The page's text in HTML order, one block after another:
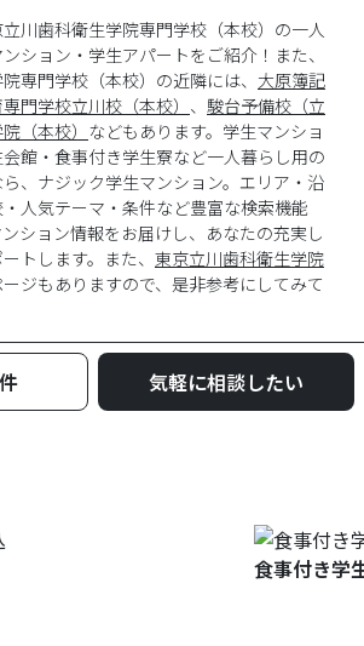
立川歯科衛生学院専門学校（本校）の一人
ション・学生アパートをご紹介！また、
専門学校（本校）の近隣には、 大原簿記
門学校立川校（本校） 、 駿台予備校（立
（本校） などもあります。学生マンショ
館・食事付き学生寮など一人暮らし用の
、ナジック学生マンション。エリア・沿
人気テーマ・条件など豊富な検索機能
ション情報をお届けし、あなたの充実し
トします。また、 東京立川歯科衛生学院
ジもありますので、是非参考にしてみて
気軽に相談したい
食事付き学